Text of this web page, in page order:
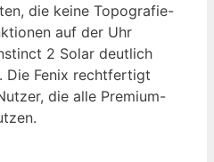
die keine Topografie-
auf der Uhr
2 Solar deutlich
Die Fenix rechtfertigt
die alle Premium-